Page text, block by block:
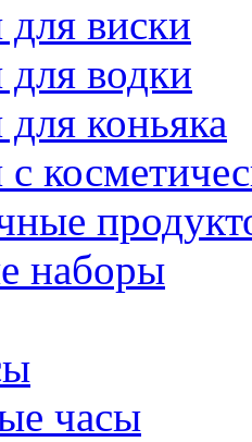
виски
водки
коньяка
наборы
часы